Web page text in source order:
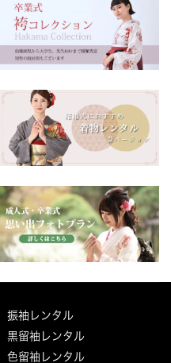
振袖レンタル
黒留袖レンタル
色留袖レンタル